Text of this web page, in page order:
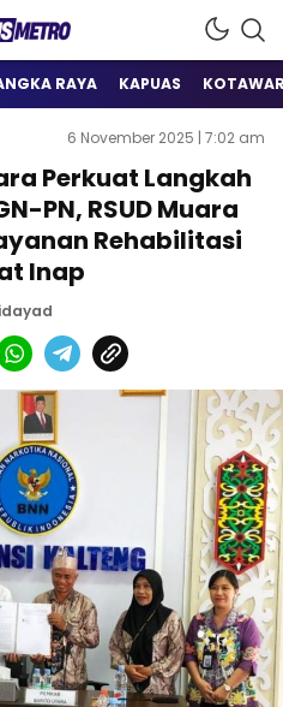
Metro
Informasi
RAYA KAPUAS
6 November 2025 | 7:02 am
Perkuat Langkah
PN, RSUD Muara
Rehabilitasi
Inap